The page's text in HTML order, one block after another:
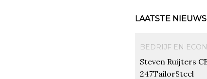
LAATSTE NIEUWS
BEDRIJF EN
Steven Ruijters
247TailorSteel